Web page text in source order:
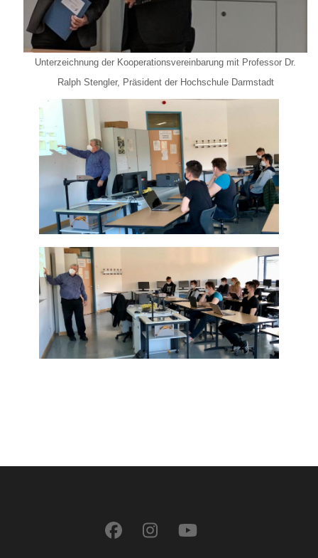
Unterzeichnung der Kooperationsvereinbarung mit Professor Dr.
Ralph Stengler, Präsident der Hochschule Darmstadt